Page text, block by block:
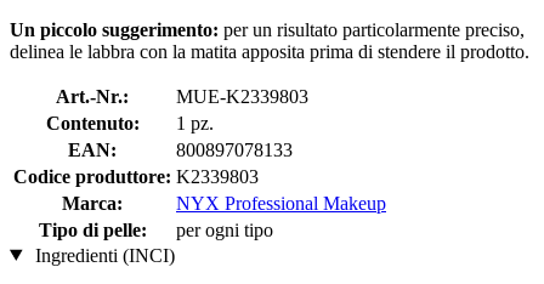
Un piccolo suggerimento: per un risultato particolarmente preciso,
delinea le labbra con la matita apposita prima di stendere il prodotto.
Art.-Nr.:
MUE-K2339803
Contenuto:
1 pz.
EAN:
800897078133
Codice produttore: K2339803
Marca:
NYX Professional Makeup
Tipo di pelle:
per ogni tipo
Ingredienti (INCI)